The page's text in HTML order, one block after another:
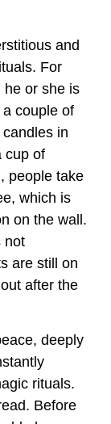
and
For
he or she is
couple of
in
cup of
people take
which is
on the wall.
not
are still on
after the
deeply
rituals.
Before